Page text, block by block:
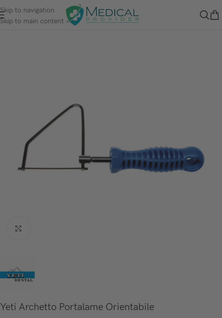
Skip to navigation
Skip to main content
Yeti Archetto Portalame Orientabile